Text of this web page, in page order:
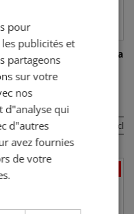
Ferreira Dona Antonia
Tawny Port
TVA
75 cl
pour
publicités et
partageons
sur votre
nos
d"analyse qui
d"autres
avez fournies
de votre